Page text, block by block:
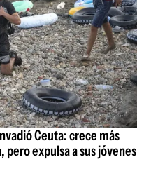
Ceuta: crece más
pero expulsa a sus jóvenes